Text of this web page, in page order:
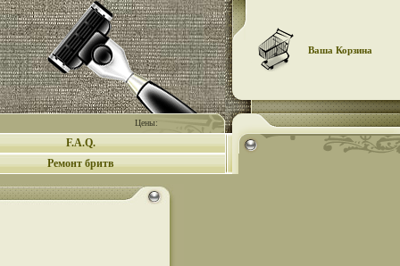
Цены:
Ваша Корзина
F.A.Q.
Ремонт бритв